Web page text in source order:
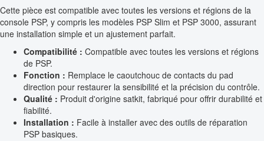
Cette pièce est compatible avec toutes les versions et régions de la
console PSP, y compris les modèles PSP Slim et PSP 3000, assurant
une installation simple et un ajustement parfait.
Compatibilité : Compatible avec toutes les versions et régions
de PSP.
Fonction : Remplace le caoutchouc de contacts du pad
direction pour restaurer la sensibilité et la précision du contrôle.
Qualité : Produit d'origine satkit, fabriqué pour offrir durabilité et
fiabilité.
Installation : Facile à installer avec des outils de réparation
PSP basiques.